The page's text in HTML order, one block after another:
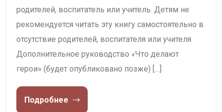
родителей, воспитатель или учитель. Детям не
рекомендуется читать эту книгу самостоятельно в
отсутствие родителей, воспитателя или учителя.
Дополнительное руководство «Что делают
герои» (будет опубликовано позже) […]
Подробнее